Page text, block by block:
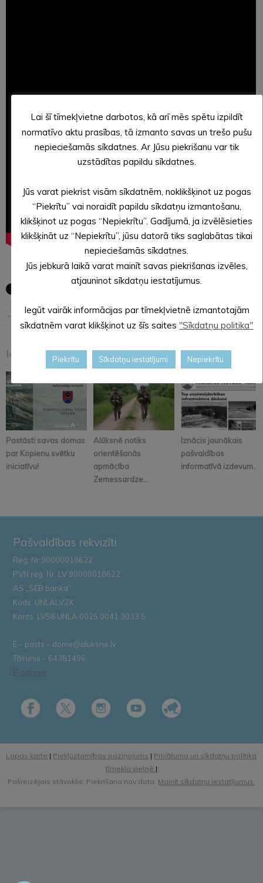
← Iepriekšējā ziņa Nākošā ziņa →
Iesakām arī šo
Pastāsti savas domas
par Kopienu svētku
iniciatīvu!
Alūksnē notiks
orientēšanās
apmācība
Zemessardze...
Iznācis jaunākais
pašvaldības
informatīvā izdevum...
Pašvaldības rekvizīti
Reģ. Nr.90000018622
PVN reģ. Nr. LV 90000018622
AS „SEB banka”
Kods: UNLALV2X
Konts: LV58 UNLA 0025 0041 3033 5
E – pasts – dome@aluksne.lv
Tālrunis – 64381496
E-adrese
Lapas karte | Piekļūstamības paziņojums | Privātuma un sīkdatņu politika
tīmekļa vietnē |
Pašreizējais stāvoklis: Piekrišana nav dota. Mainīt sīkdatņu iestatījumus.
Lai šī tīmekļvietne darbotos, kā arī mēs spētu izpildīt
normatīvo aktu prasības, tā izmanto savas un trešo pušu
nepieciešamās sīkdatnes. Ar Jūsu piekrišanu var tik
uzstādītas papildu sīkdatnes.
Jūs varat piekrist visām sīkdatnēm, noklikšķinot uz pogas
“Piekrītu” vai noraidīt papildu sīkdatņu izmantošanu,
klikšķinot uz pogas “Nepiekrītu”. Gadījumā, ja izvēlēsieties
klikšķināt uz “Nepiekrītu”, jūsu datorā tiks saglabātas tikai
nepieciešamās sīkdatnes.
Jūs jebkurā laikā varat mainīt savas piekrišanas izvēles,
atjauninot sīkdatņu iestatījumus.
Iegūt vairāk informācijas par tīmekļvietnē izmantotajām
sīkdatnēm varat klikšķinot uz šīs saites "Sīkdatņu politika"
Piekrītu Sīkdatņu iestatījumi Nepiekrītu